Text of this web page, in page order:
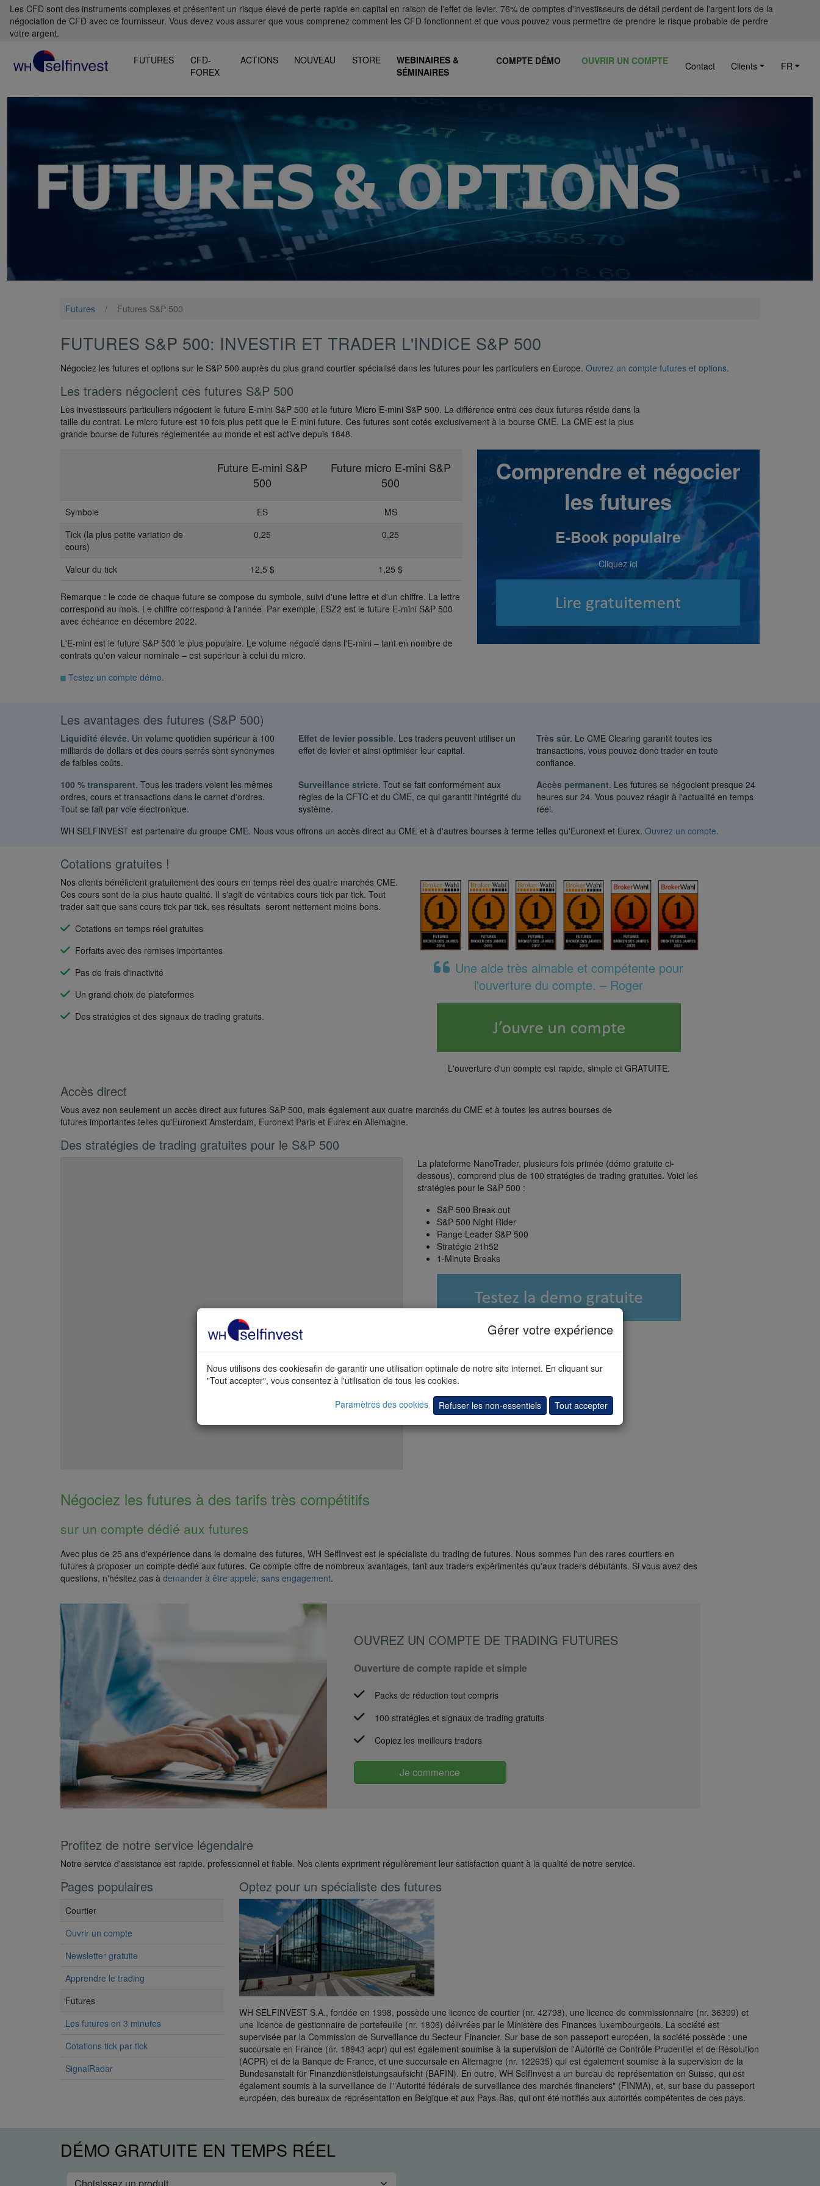
Les CFD sont des instruments complexes et présentent un risque élevé de perte rapide en capital en raison de l'effet de levier. 76% de comptes d'investisseurs de détail perdent de l'argent lors de la
négociation de CFD avec ce fournisseur. Vous devez vous assurer que vous comprenez comment les CFD fonctionnent et que vous pouvez vous permettre de prendre le risque probable de perdre
votre argent.
FUTURES
CFD-
FOREX
ACTIONS NOUVEAU STORE
WEBINAIRES &
SÉMINAIRES
COMPTE DÉMO OUVRIR UN COMPTE Contact Clients FR
Futures / Futures S&P 500
FUTURES S&P 500: INVESTIR ET TRADER L'INDICE S&P 500
Négociez les futures et options sur le S&P 500 auprès du plus grand courtier spécialisé dans les futures pour les particuliers en Europe. Ouvrez un compte futures et options.
Les traders négocient ces futures S&P 500
Les investisseurs particuliers négocient le future E-mini S&P 500 et le future Micro E-mini S&P 500. La différence entre ces deux futures réside dans la
taille du contrat. Le micro future est 10 fois plus petit que le E-mini future. Ces futures sont cotés exclusivement à la bourse CME. La CME est la plus
grande bourse de futures réglementée au monde et est active depuis 1848.
Future E-mini S&P
500
Future micro E-mini S&P
500
Symbole ES
MS
Tick (la plus petite variation de
cours)
0,25 0,25
Valeur du tick 12,5 $ 1,25 $
Remarque : le code de chaque future se compose du symbole, suivi d'une lettre et d'un chiffre. La lettre
correspond au mois. Le chiffre correspond à l'année. Par exemple, ESZ2 est le future E-mini S&P 500
avec échéance en décembre 2022.
L'E-mini est le future S&P 500 le plus populaire. Le volume négocié dans l'E-mini – tant en nombre de
contrats qu'en valeur nominale – est supérieur à celui du micro.
Testez un compte démo.
Comprendre et négocier
les futures
E-Book populaire
Cliquez ici
Les avantages des futures (S&P 500)
Liquidité élevée. Un volume quotidien supérieur à 100
milliards de dollars et des cours serrés sont synonymes
de faibles coûts.
Effet de levier possible. Les traders peuvent utiliser un
effet de levier et ainsi optimiser leur capital.
Très sûr. Le CME Clearing garantit toutes les
transactions, vous pouvez donc trader en toute
confiance.
100 % transparent. Tous les traders voient les mêmes
ordres, cours et transactions dans le carnet d'ordres.
Tout se fait par voie électronique.
Surveillance stricte. Tout se fait conformément aux
règles de la CFTC et du CME, ce qui garantit l'intégrité du
système.
Accès permanent. Les futures se négocient presque 24
heures sur 24. Vous pouvez réagir à l'actualité en temps
réel.
WH SELFINVEST est partenaire du groupe CME. Nous vous offrons un accès direct au CME et à d'autres bourses à terme telles qu'Euronext et Eurex. Ouvrez un compte.
Cotations gratuites !
Nos clients bénéficient gratuitement des cours en temps réel des quatre marchés CME.
Ces cours sont de la plus haute qualité. Il s'agit de véritables cours tick par tick. Tout
trader sait que sans cours tick par tick, ses résultats seront nettement moins bons.
Cotations en temps réel gratuites
Forfaits avec des remises importantes
Pas de frais d'inactivité
Un grand choix de plateformes
Des stratégies et des signaux de trading gratuits.
Une aide très aimable et compétente pour
l'ouverture du compte. – Roger
L'ouverture d'un compte est rapide, simple et GRATUITE.
Accès direct
Vous avez non seulement un accès direct aux futures S&P 500, mais également aux quatre marchés du CME et à toutes les autres bourses de
futures importantes telles qu'Euronext Amsterdam, Euronext Paris et Eurex en Allemagne.
Des stratégies de trading gratuites pour le S&P 500
La plateforme NanoTrader, plusieurs fois primée (démo gratuite ci-
dessous), comprend plus de 100 stratégies de trading gratuites. Voici les
stratégies pour le S&P 500 :
S&P 500 Break-out
S&P 500 Night Rider
Range Leader S&P 500
Stratégie 21h52
1-Minute Breaks
Négociez les futures à des tarifs très compétitifs
sur un compte dédié aux futures
Avec plus de 25 ans d'expérience dans le domaine des futures, WH SelfInvest est le spécialiste du trading de futures. Nous sommes l'un des rares courtiers en
futures à proposer un compte dédié aux futures. Ce compte offre de nombreux avantages, tant aux traders expérimentés qu'aux traders débutants. Si vous avez des
questions, n'hésitez pas à demander à être appelé, sans engagement.
OUVREZ UN COMPTE DE TRADING FUTURES
Ouverture de compte rapide et simple
Packs de réduction tout compris
100 stratégies et signaux de trading gratuits
Copiez les meilleurs traders
Je commence
Profitez de notre service légendaire
Notre service d'assistance est rapide, professionnel et fiable. Nos clients expriment régulièrement leur satisfaction quant à la qualité de notre service.
Pages populaires
Courtier
Ouvrir un compte
Newsletter gratuite
Apprendre le trading
Futures
Les futures en 3 minutes
Cotations tick par tick
SignalRadar
Optez pour un spécialiste des futures
WH SELFINVEST S.A., fondée en 1998, possède une licence de courtier (nr. 42798), une licence de commissionnaire (nr. 36399) et
une licence de gestionnaire de portefeuille (nr. 1806) délivrées par le Ministère des Finances luxembourgeois. La société est
supervisée par la Commission de Surveillance du Secteur Financier. Sur base de son passeport européen, la société possède : une
succursale en France (nr. 18943 acpr) qui est également soumise à la supervision de l'Autorité de Contrôle Prudentiel et de Résolution
(ACPR) et de la Banque de France, et une succursale en Allemagne (nr. 122635) qui est également soumise à la supervision de la
Bundesanstalt für Finanzdienstleistungsaufsicht (BAFIN). En outre, WH SelfInvest a un bureau de représentation en Suisse, qui est
également soumis à la surveillance de l'"Autorité fédérale de surveillance des marchés financiers" (FINMA), et, sur base du passeport
européen, des bureaux de représentation en Belgique et aux Pays-Bas, qui ont été notifiés aux autorités compétentes de ces pays.
Gérer votre expérience
Nous utilisons des cookiesafin de garantir une utilisation optimale de notre site internet. En cliquant sur
"Tout accepter", vous consentez à l'utilisation de tous les cookies.
Paramètres des cookies
Refuser les non-essentiels Tout accepter
DÉMO GRATUITE EN TEMPS RÉEL